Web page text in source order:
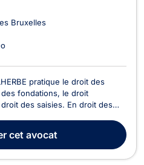
Bruxelles
pratique le droit des
fondations, le droit
des saisies. En droit des
le respect de leurs
à l’occasi...
cet avocat